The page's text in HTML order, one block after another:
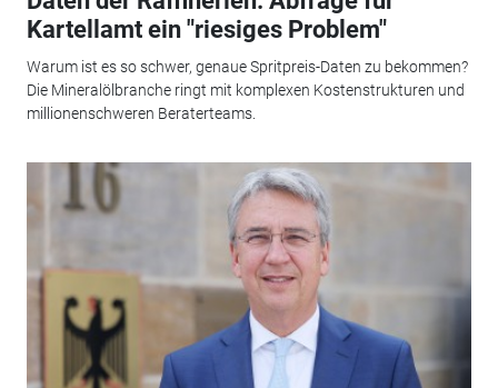
Kartellamt ein "riesiges Problem"
Warum ist es so schwer, genaue Spritpreis-Daten zu bekommen?
Die Mineralölbranche ringt mit komplexen Kostenstrukturen und
millionenschweren Beraterteams.